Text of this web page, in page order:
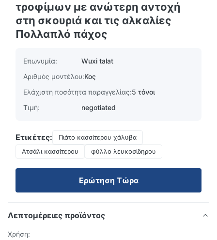
τροφίμων με ανώτερη αντοχή
στη σκουριά και τις αλκαλίες
Πολλαπλό πάχος
Επωνυμία:
Wuxi talat
Αριθμός μοντέλου:Κος
Ελάχιστη ποσότητα παραγγελίας:5 τόνοι
Τιμή:
negotiated
Ετικέτες:
Πιάτο κασσίτερου χάλυβα
Ατσάλι κασσίτερου
φύλλο λευκοσίδηρου
Ερώτηση Τώρα
Λεπτομέρειες προϊόντος
Χρήση: